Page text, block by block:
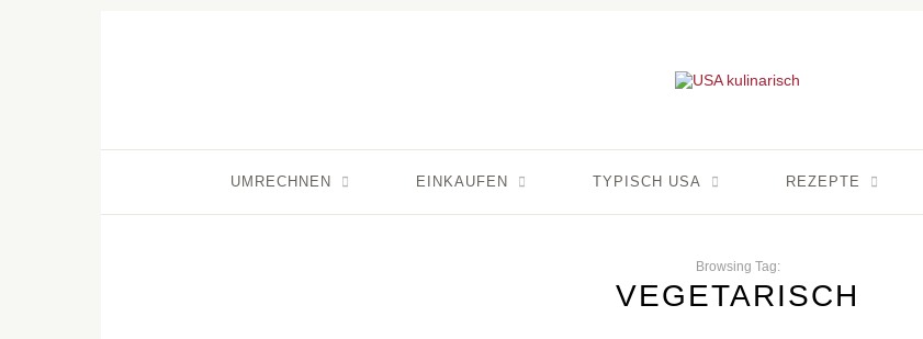
UMRECHNEN EINKAUFEN TYPISCH USA REZEPTE
Browsing Tag:
VEGETARISCH